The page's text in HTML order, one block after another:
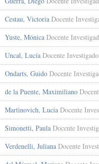
Cestau, Victoria Docente
Yuste, Mónica Docente
Uncal, Lucía Docente
Ondarts, Guido Docente
de la Puente, Maximiliano
Martinovich, Lucía Docente
Simonetti, Paula Docente
Verdenelli, Juliana Docente